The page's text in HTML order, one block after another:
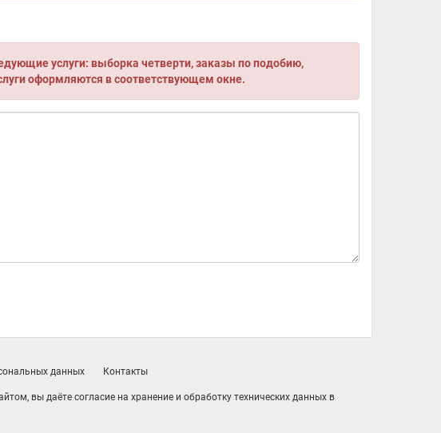
услуги: выборка четверти, заказы по подобию,
оформляются в соответствующем окне.
данных Контакты
вы даёте согласие на хранение и обработку технических данных в